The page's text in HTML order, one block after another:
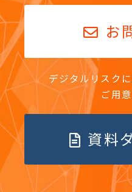
お
デジタルリスク
ご用
資料